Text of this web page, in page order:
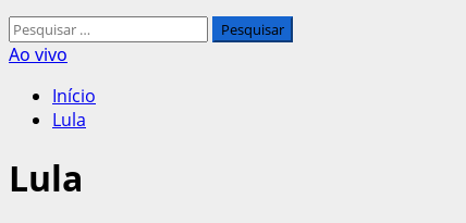
Pesquisar
por:
Ao vivo
Início
Lula
Lula